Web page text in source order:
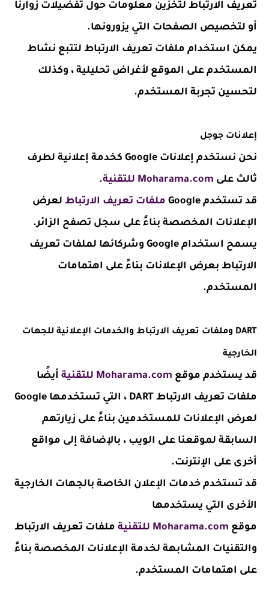
تعريف الارتباط لتخزين معلومات حول تفضيلات زوارنا
أو لتخصيص الصفحات التي يزورونها.
يمكن استخدام ملفات تعريف الارتباط لتتبع نشاط
المستخدم على الموقع لأغراض تحليلية ، وكذلك
لتحسين تجربة المستخدم.
إعلانات جوجل
نحن نستخدم إعلانات Google كخدمة إعلانية لطرف
ثالث على Moharama.com للتقنية
.
قد تستخدم Google
ملفات تعريف الارتباط لعرض
الإعلانات المخصصة بناءً على سجل تصفح الزائر.
يسمح استخدام Google وشركائها لملفات تعريف
الارتباط بعرض الإعلانات بناءً على اهتمامات
المستخدم.
DART وملفات تعريف الارتباط والخدمات الإعلانية للجهات
الخارجية
قد يستخدم موقع Moharama.com للتقنية
أيضًا
ملفات تعريف الارتباط DART ، التي تستخدمها Google
لعرض الإعلانات للمستخدمين بناءً على زيارتهم
السابقة لموقعنا على الويب ، بالإضافة إلى مواقع
أخرى على الإنترنت.
قد تستخدم خدمات الإعلان الخاصة بالجهات الخارجية
الأخرى التي يستخدمها
موقع Moharama.com للتقنية
ملفات تعريف الارتباط
والتقنيات المشابهة لخدمة الإعلانات المخصصة بناءً
على اهتمامات المستخدم.